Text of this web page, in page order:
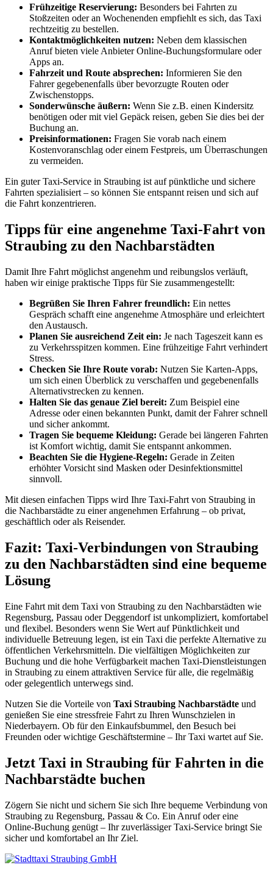
Frühzeitige Reservierung: Besonders bei Fahrten zu
Stoßzeiten oder an Wochenenden empfiehlt es sich, das Taxi
rechtzeitig zu bestellen.
Kontaktmöglichkeiten nutzen: Neben dem klassischen
Anruf bieten viele Anbieter Online-Buchungsformulare oder
Apps an.
Fahrzeit und Route absprechen: Informieren Sie den
Fahrer gegebenenfalls über bevorzugte Routen oder
Zwischenstopps.
Sonderwünsche äußern: Wenn Sie z.B. einen Kindersitz
benötigen oder mit viel Gepäck reisen, geben Sie dies bei der
Buchung an.
Preisinformationen: Fragen Sie vorab nach einem
Kostenvoranschlag oder einem Festpreis, um Überraschungen
zu vermeiden.
Ein guter Taxi-Service in Straubing ist auf pünktliche und sichere
Fahrten spezialisiert – so können Sie entspannt reisen und sich auf
die Fahrt konzentrieren.
Tipps für eine angenehme Taxi-Fahrt von
Straubing zu den Nachbarstädten
Damit Ihre Fahrt möglichst angenehm und reibungslos verläuft,
haben wir einige praktische Tipps für Sie zusammengestellt:
Begrüßen Sie Ihren Fahrer freundlich: Ein nettes
Gespräch schafft eine angenehme Atmosphäre und erleichtert
den Austausch.
Planen Sie ausreichend Zeit ein: Je nach Tageszeit kann es
zu Verkehrsspitzen kommen. Eine frühzeitige Fahrt verhindert
Stress.
Checken Sie Ihre Route vorab: Nutzen Sie Karten-Apps,
um sich einen Überblick zu verschaffen und gegebenenfalls
Alternativstrecken zu kennen.
Halten Sie das genaue Ziel bereit: Zum Beispiel eine
Adresse oder einen bekannten Punkt, damit der Fahrer schnell
und sicher ankommt.
Tragen Sie bequeme Kleidung: Gerade bei längeren Fahrten
ist Komfort wichtig, damit Sie entspannt ankommen.
Beachten Sie die Hygiene-Regeln: Gerade in Zeiten
erhöhter Vorsicht sind Masken oder Desinfektionsmittel
sinnvoll.
Mit diesen einfachen Tipps wird Ihre Taxi-Fahrt von Straubing in
die Nachbarstädte zu einer angenehmen Erfahrung – ob privat,
geschäftlich oder als Reisender.
Fazit: Taxi-Verbindungen von Straubing
zu den Nachbarstädten sind eine bequeme
Lösung
Eine Fahrt mit dem Taxi von Straubing zu den Nachbarstädten wie
Regensburg, Passau oder Deggendorf ist unkompliziert, komfortabel
und flexibel. Besonders wenn Sie Wert auf Pünktlichkeit und
individuelle Betreuung legen, ist ein Taxi die perfekte Alternative zu
öffentlichen Verkehrsmitteln. Die vielfältigen Möglichkeiten zur
Buchung und die hohe Verfügbarkeit machen Taxi-Dienstleistungen
in Straubing zu einem attraktiven Service für alle, die regelmäßig
oder gelegentlich unterwegs sind.
Nutzen Sie die Vorteile von Taxi Straubing Nachbarstädte und
genießen Sie eine stressfreie Fahrt zu Ihren Wunschzielen in
Niederbayern. Ob für den Einkaufsbummel, den Besuch bei
Freunden oder wichtige Geschäftstermine – Ihr Taxi wartet auf Sie.
Jetzt Taxi in Straubing für Fahrten in die
Nachbarstädte buchen
Zögern Sie nicht und sichern Sie sich Ihre bequeme Verbindung von
Straubing zu Regensburg, Passau & Co. Ein Anruf oder eine
Online-Buchung genügt – Ihr zuverlässiger Taxi-Service bringt Sie
sicher und komfortabel an Ihr Ziel.